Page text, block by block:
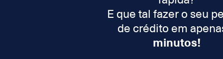
E que tal fazer o seu
de crédito em
minutos!